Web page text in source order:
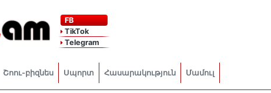
FB
TikTok
Telegram
Շոու-բիզնես Սպորտ Հասարակություն Մամուլ